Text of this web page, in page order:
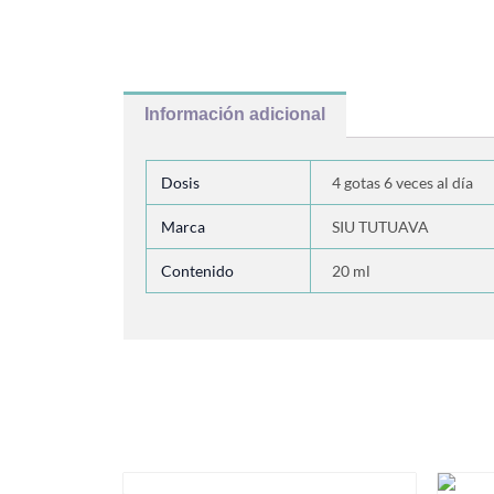
Información adicional
Dosis 4 gotas 6 veces al día
Marca SIU TUTUAVA
Contenido 20 ml